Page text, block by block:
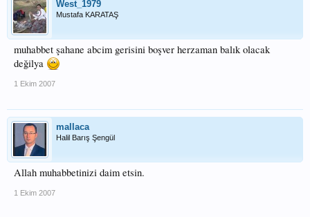
West_1979
Mustafa KARATAŞ
muhabbet şahane abcim gerisini boşver herzaman balık olacak
değilya
1 Ekim 2007
mallaca
Halil Barış Şengül
Allah muhabbetinizi daim etsin.
1 Ekim 2007